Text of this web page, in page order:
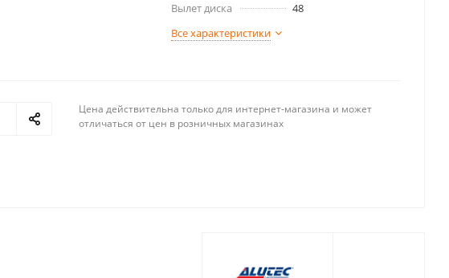
Вылет диска
48
Все характеристики
Цена действительна только для интернет-магазина и может
отличаться от цен в розничных магазинах